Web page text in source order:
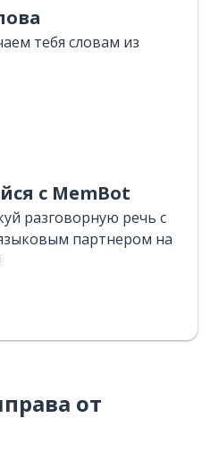
тебя словам из
с MemBot
разговорную речь с
партнером на
от